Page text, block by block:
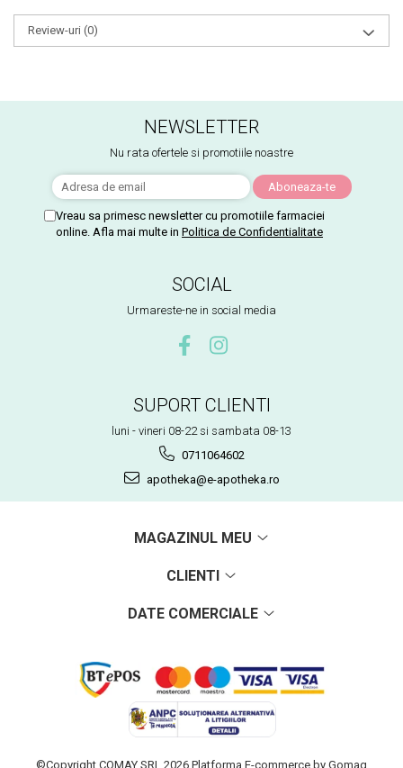
Review-uri (0)
NEWSLETTER
Nu rata ofertele si promotiile noastre
Vreau sa primesc newsletter cu promotiile farmaciei
online. Afla mai multe in Politica de Confidentialitate
SOCIAL
Urmareste-ne in social media
SUPORT CLIENTI
luni - vineri 08-22 si sambata 08-13
0711064602
apotheka@e-apotheka.ro
MAGAZINUL MEU
CLIENTI
DATE COMERCIALE
©Copyright COMAY SRL 2026 Platforma E-commerce by Gomag